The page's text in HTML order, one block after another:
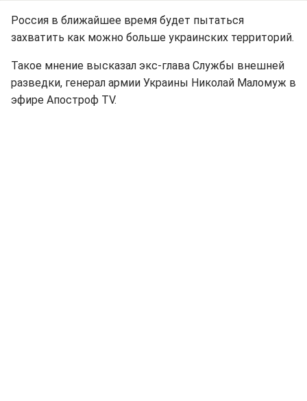
Россия в ближайшее время будет пытаться
захватить как можно больше украинских территорий.
Такое мнение высказал экс-глава Службы внешней
разведки, генерал армии Украины Николай Маломуж в
эфире Апостроф TV.